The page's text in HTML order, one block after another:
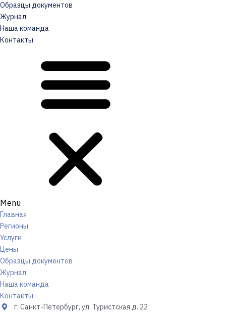
Образцы документов
Журнал
Наша команда
Контакты
Menu
Главная
Регионы
Услуги
Цены
Образцы документов
Журнал
Наша команда
Контакты
г. Санкт-Петербург, ул. Туристская д. 22